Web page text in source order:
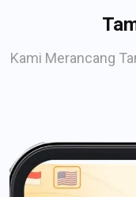
Kami Merancang